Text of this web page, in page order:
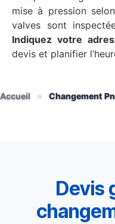
mise à pression
valves sont
Indiquez votre
devis et planifier
Accueil » Changement
Devis